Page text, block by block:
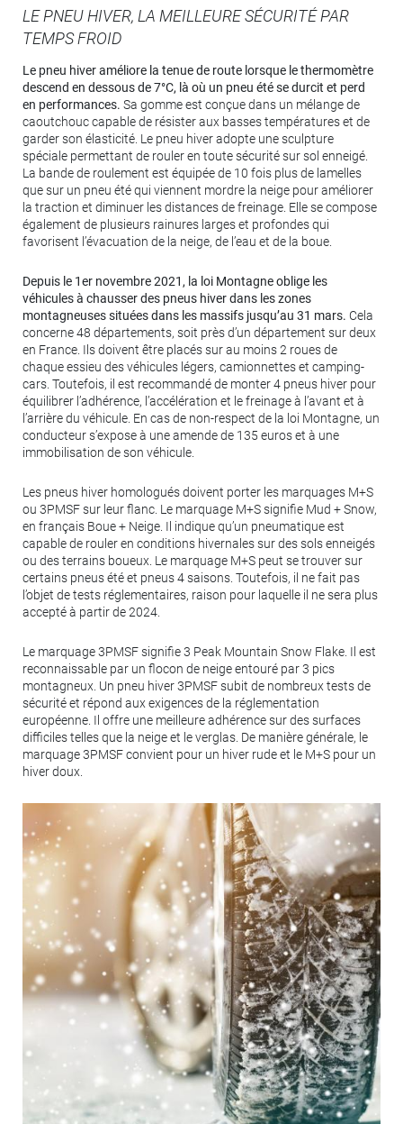
LE PNEU HIVER, LA MEILLEURE SÉCURITÉ PAR
TEMPS FROID
Le pneu hiver améliore la tenue de route lorsque le thermomètre
descend en dessous de 7°C, là où un pneu été se durcit et perd
en performances. Sa gomme est conçue dans un mélange de
caoutchouc capable de résister aux basses températures et de
garder son élasticité. Le pneu hiver adopte une sculpture
spéciale permettant de rouler en toute sécurité sur sol enneigé.
La bande de roulement est équipée de 10 fois plus de lamelles
que sur un pneu été qui viennent mordre la neige pour améliorer
la traction et diminuer les distances de freinage. Elle se compose
également de plusieurs rainures larges et profondes qui
favorisent l’évacuation de la neige, de l’eau et de la boue.
Depuis le 1er novembre 2021, la loi Montagne oblige les
véhicules à chausser des pneus hiver dans les zones
montagneuses situées dans les massifs jusqu’au 31 mars. Cela
concerne 48 départements, soit près d’un département sur deux
en France. Ils doivent être placés sur au moins 2 roues de
chaque essieu des véhicules légers, camionnettes et camping-
cars. Toutefois, il est recommandé de monter 4 pneus hiver pour
équilibrer l’adhérence, l’accélération et le freinage à l’avant et à
l’arrière du véhicule. En cas de non-respect de la loi Montagne, un
conducteur s’expose à une amende de 135 euros et à une
immobilisation de son véhicule.
Les pneus hiver homologués doivent porter les marquages M+S
ou 3PMSF sur leur flanc. Le marquage M+S signifie Mud + Snow,
en français Boue + Neige. Il indique qu’un pneumatique est
capable de rouler en conditions hivernales sur des sols enneigés
ou des terrains boueux. Le marquage M+S peut se trouver sur
certains pneus été et pneus 4 saisons. Toutefois, il ne fait pas
l’objet de tests réglementaires, raison pour laquelle il ne sera plus
accepté à partir de 2024.
Le marquage 3PMSF signifie 3 Peak Mountain Snow Flake. Il est
reconnaissable par un flocon de neige entouré par 3 pics
montagneux. Un pneu hiver 3PMSF subit de nombreux tests de
sécurité et répond aux exigences de la réglementation
européenne. Il offre une meilleure adhérence sur des surfaces
difficiles telles que la neige et le verglas. De manière générale, le
marquage 3PMSF convient pour un hiver rude et le M+S pour un
hiver doux.